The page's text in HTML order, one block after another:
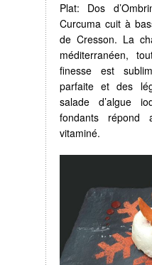
Plat: Dos
Curcuma cuit à
de Cresson. La
méditerranéen,
finesse est
parfaite et des
salade d’algue
fondants répond
vitaminé.